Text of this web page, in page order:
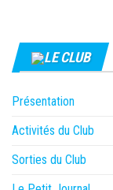
LE CLUB
Présentation
Activités du Club
Sorties du Club